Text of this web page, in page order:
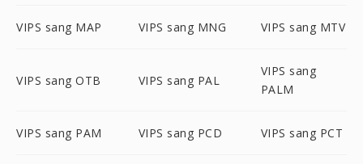
VIPS sang MAP VIPS sang MNG VIPS sang MTV
VIPS sang OTB VIPS sang PAL
VIPS sang
PALM
VIPS sang PAM VIPS sang PCD VIPS sang PCT